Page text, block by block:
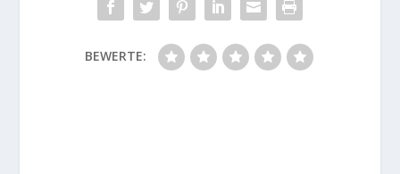
BEWERTE: